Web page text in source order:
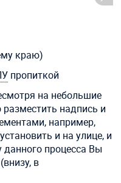
краю)
пропиткой
на небольшие
надпись и
например,
и на улице, и
процесса Вы
в